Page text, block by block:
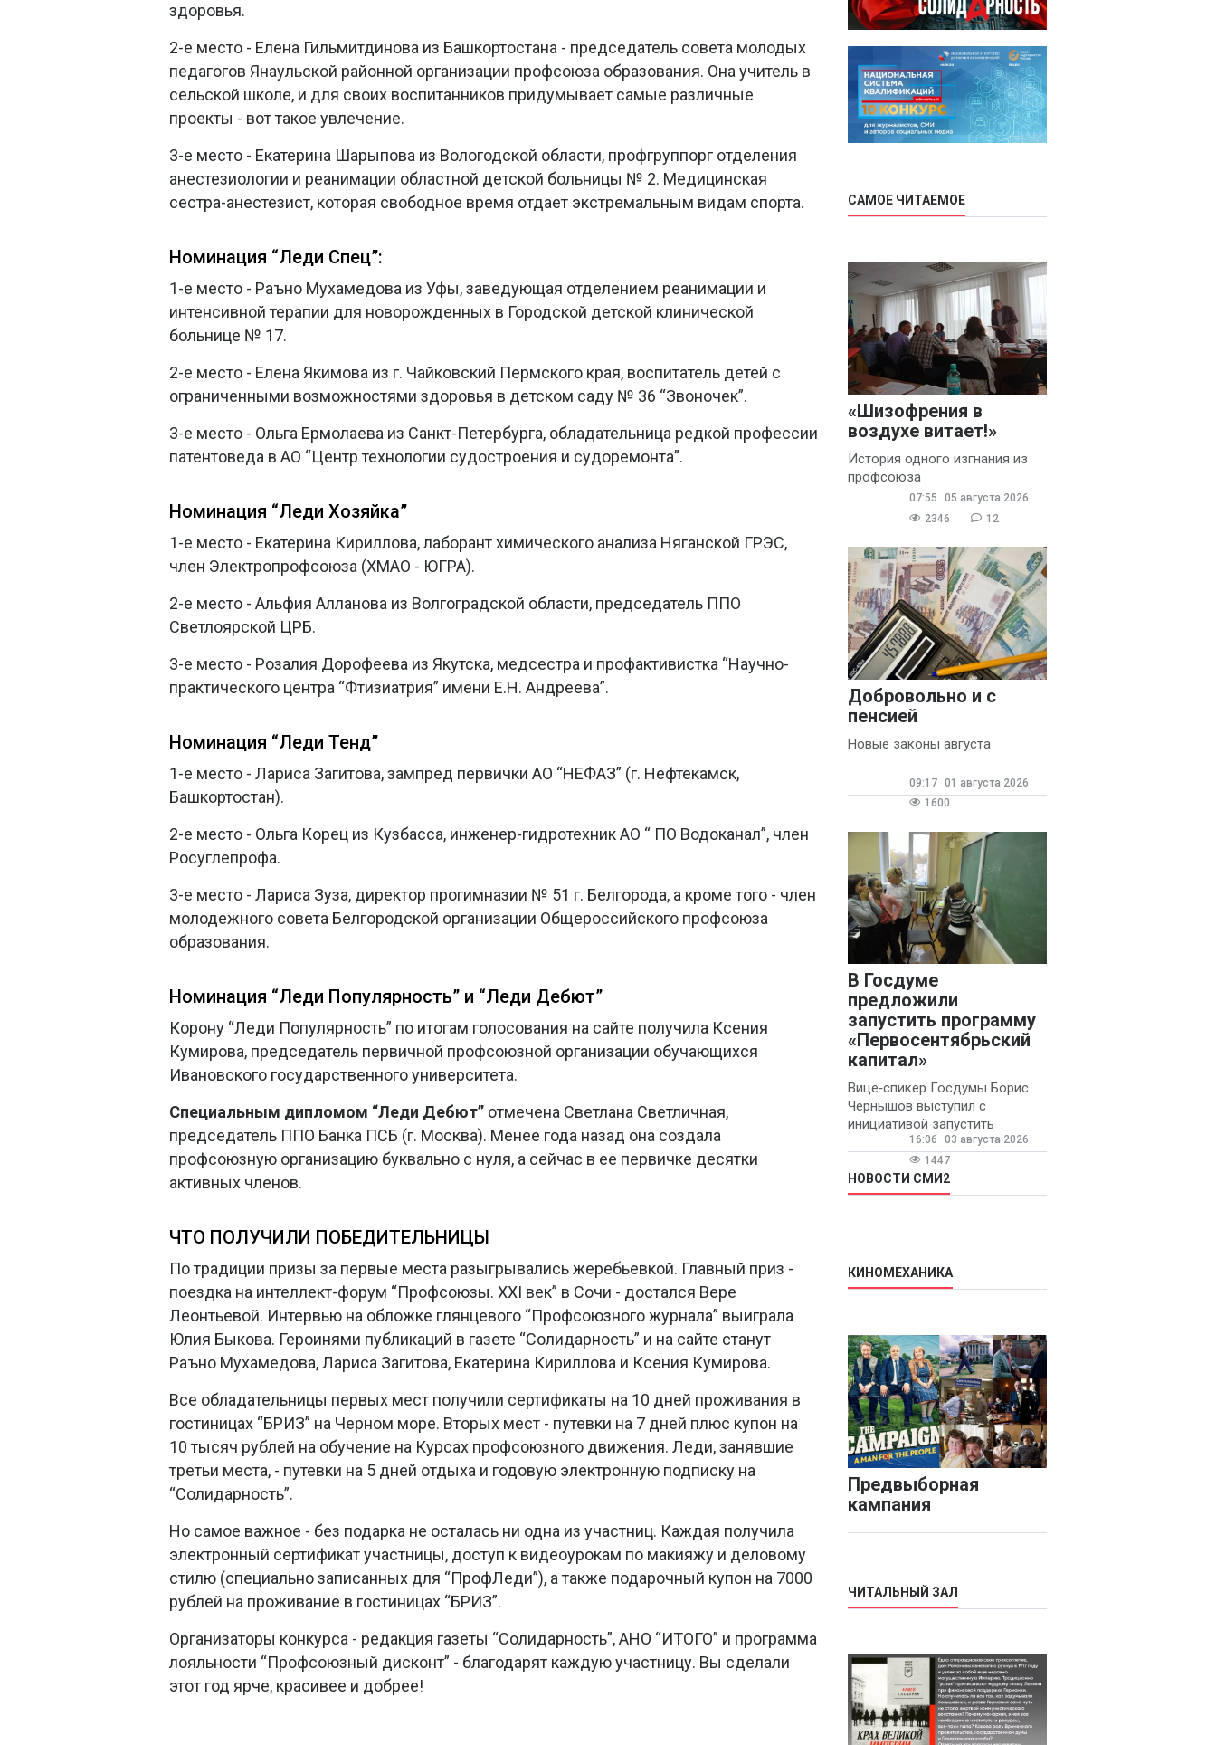
здоровья.
2-е место - Елена Гильмитдинова из Башкортостана - председатель совета молодых
педагогов Янаульской районной организации профсоюза образования. Она учитель в
сельской школе, и для своих воспитанников придумывает самые различные
проекты - вот такое увлечение.
3-е место - Екатерина Шарыпова из Вологодской области, профгруппорг отделения
анестезиологии и реанимации областной детской больницы № 2. Медицинская
сестра-анестезист, которая свободное время отдает экстремальным видам спорта.
Номинация “Леди Спец”:
1-е место - Раъно Мухамедова из Уфы, заведующая отделением реанимации и
интенсивной терапии для новорожденных в Городской детской клинической
больнице № 17.
2-е место - Елена Якимова из г. Чайковский Пермского края, воспитатель детей с
ограниченными возможностями здоровья в детском саду № 36 “Звоночек”.
3-е место - Ольга Ермолаева из Санкт-Петербурга, обладательница редкой профессии
патентоведа в АО “Центр технологии судостроения и судоремонта”.
Номинация “Леди Хозяйка”
1-е место - Екатерина Кириллова, лаборант химического анализа Няганской ГРЭС,
член Электропрофсоюза (ХМАО - ЮГРА).
2-е место - Альфия Алланова из Волгоградской области, председатель ППО
Светлоярской ЦРБ.
3-е место - Розалия Дорофеева из Якутска, медсестра и профактивистка “Научно-
практического центра “Фтизиатрия” имени Е.Н. Андреева”.
Номинация “Леди Тенд”
1-е место - Лариса Загитова, зампред первички АО “НЕФАЗ” (г. Нефтекамск,
Башкортостан).
2-е место - Ольга Корец из Кузбасса, инженер-гидротехник АО “ ПО Водоканал”, член
Росуглепрофа.
3-е место - Лариса Зуза, директор прогимназии № 51 г. Белгорода, а кроме того - член
молодежного совета Белгородской организации Общероссийского профсоюза
образования.
Номинация “Леди Популярность” и “Леди Дебют”
Корону “Леди Популярность” по итогам голосования на сайте получила Ксения
Кумирова, председатель первичной профсоюзной организации обучающихся
Ивановского государственного университета.
Специальным дипломом “Леди Дебют” отмечена Светлана Светличная,
председатель ППО Банка ПСБ (г. Москва). Менее года назад она создала
профсоюзную организацию буквально с нуля, а сейчас в ее первичке десятки
активных членов.
ЧТО ПОЛУЧИЛИ ПОБЕДИТЕЛЬНИЦЫ
По традиции призы за первые места разыгрывались жеребьевкой. Главный приз -
поездка на интеллект-форум “Профсоюзы. XXI век” в Сочи - достался Вере
Леонтьевой. Интервью на обложке глянцевого “Профсоюзного журнала” выиграла
Юлия Быкова. Героинями публикаций в газете “Солидарность” и на сайте станут
Раъно Мухамедова, Лариса Загитова, Екатерина Кириллова и Ксения Кумирова.
Все обладательницы первых мест получили сертификаты на 10 дней проживания в
гостиницах “БРИЗ” на Черном море. Вторых мест - путевки на 7 дней плюс купон на
10 тысяч рублей на обучение на Курсах профсоюзного движения. Леди, занявшие
третьи места, - путевки на 5 дней отдыха и годовую электронную подписку на
“Солидарность”.
Но самое важное - без подарка не осталась ни одна из участниц. Каждая получила
электронный сертификат участницы, доступ к видеоурокам по макияжу и деловому
стилю (специально записанных для “ПрофЛеди”), а также подарочный купон на 7000
рублей на проживание в гостиницах “БРИЗ”.
Организаторы конкурса - редакция газеты “Солидарность”, АНО “ИТОГО” и программа
лояльности “Профсоюзный дисконт” - благодарят каждую участницу. Вы сделали
этот год ярче, красивее и добрее!
САМОЕ ЧИТАЕМОЕ
«Шизофрения в
воздухе витает!»
История одного изгнания из
профсоюза
07:55
05 августа 2026
2346
12
Добровольно и с
пенсией
Новые законы августа
09:17 01 августа 2026
1600
В Госдуме
предложили
запустить программу
«Первосентябрьский
капитал»
Вице‑спикер Госдумы Борис
Чернышов выступил с
инициативой запустить
ежегодную федеральную
программу
«Первосентябрьский капитал»
- она предполагает
16:06
03 августа 2026
1447
НОВОСТИ СМИ2
КИНОМЕХАНИКА
Предвыборная
кампания
ЧИТАЛЬНЫЙ ЗАЛ